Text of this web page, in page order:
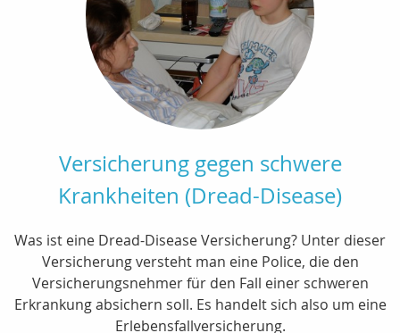
Versicherung gegen schwere
Krankheiten (Dread-Disease)
Was ist eine Dread-Disease Versicherung? Unter dieser
Versicherung versteht man eine Police, die den
Versicherungsnehmer für den Fall einer schweren
Erkrankung absichern soll. Es handelt sich also um eine
Erlebensfallversicherung.